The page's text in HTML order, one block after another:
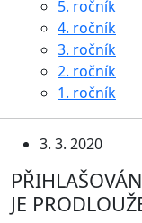
5. ročník
4. ročník
3. ročník
2. ročník
1. ročník
3. 3. 2020
JE